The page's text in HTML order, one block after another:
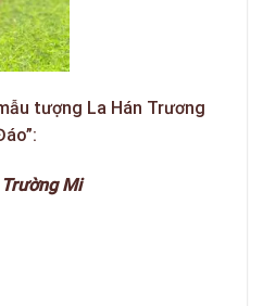
tượng La Hán Trương
Mi